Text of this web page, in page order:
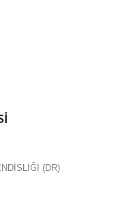
(DR)